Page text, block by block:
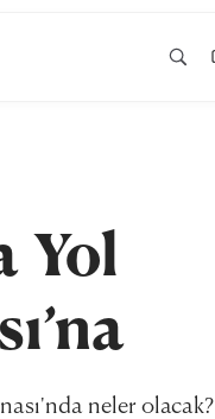
Yol
neler olacak?